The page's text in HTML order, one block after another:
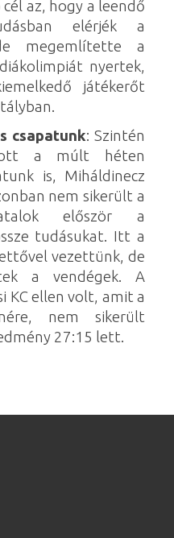
az, hogy a leendő
elérjék a
megemlítette a
nyertek,
játékerőt
csapatunk: Szintén
a múlt héten
is, Miháldinecz
nem sikerült a
először a
tudásukat. Itt a
vezettünk, de
a vendégek. A
KC ellen volt, amit a
nem sikerült
27:15 lett.